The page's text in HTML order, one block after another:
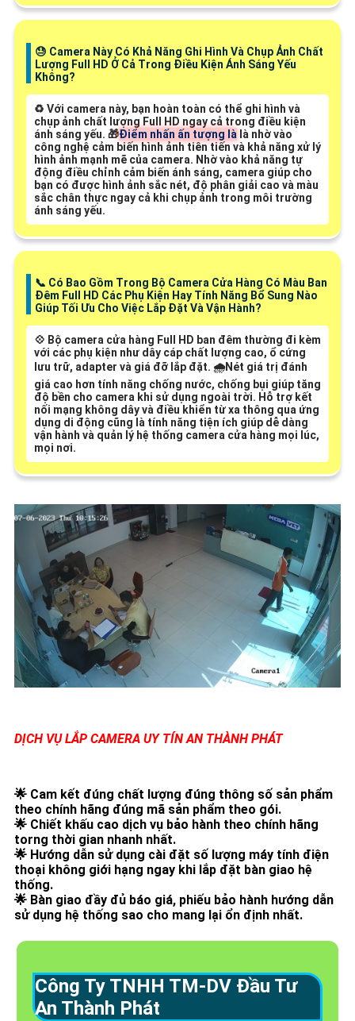
😓 Camera Này Có Khả Năng Ghi Hình Và Chụp Ảnh Chất
Lượng Full HD Ở Cả Trong Điều Kiện Ánh Sáng Yếu
Không?
♻️ Với camera này, bạn hoàn toàn có thể ghi hình và
chụp ảnh chất lượng Full HD ngay cả trong điều kiện
ánh sáng yếu. 🎁Điểm nhấn ấn tượng là là nhờ vào
công nghệ cảm biến hình ảnh tiên tiến và khả năng xử lý
hình ảnh mạnh mẽ của camera. Nhờ vào khả năng tự
động điều chỉnh cảm biến ánh sáng, camera giúp cho
bạn có được hình ảnh sắc nét, độ phân giải cao và màu
sắc chân thực ngay cả khi chụp ảnh trong môi trường
ánh sáng yếu.
📞 Có Bao Gồm Trong Bộ Camera Cửa Hàng Có Màu Ban
Đêm Full HD Các Phụ Kiện Hay Tính Năng Bổ Sung Nào
Giúp Tối Ưu Cho Việc Lắp Đặt Và Vận Hành?
💠 Bộ camera cửa hàng Full HD ban đêm thường đi kèm
với các phụ kiện như dây cáp chất lượng cao, ổ cứng
lưu trữ, adapter và giá đỡ lắp đặt. 🌧️Nét giá trị đánh
giá cao hơn tính năng chống nước, chống bụi giúp tăng
độ bền cho camera khi sử dụng ngoài trời. Hỗ trợ kết
nối mạng không dây và điều khiển từ xa thông qua ứng
dụng di động cũng là tính năng tiện ích giúp dễ dàng
vận hành và quản lý hệ thống camera cửa hàng mọi lúc,
mọi nơi.
DỊCH VỤ LẮP CAMERA UY TÍN AN THÀNH PHÁT
🌟 Cam kết đúng chất lượng đúng thông số sản phẩm
theo chính hãng đúng mã sản phẩm theo gói.
🌟 Chiết khấu cao dịch vụ bảo hành theo chính hãng
torng thời gian nhanh nhất.
🌟 Hướng dẫn sử dụng cài đặt số lượng máy tính điện
thoại không giới hạng ngay khi lắp đặt bàn giao hệ
thống.
🌟 Bàn giao đầy đủ báo giá, phiếu bảo hành hướng dẫn
sử dụng hệ thống sao cho mang lại ổn định nhất.
Công Ty TNHH TM-DV Đầu Tư
An Thành Phát